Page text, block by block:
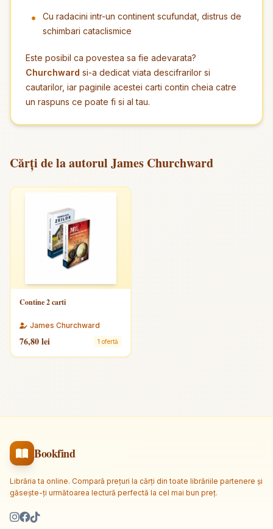
Cu radacini intr-un continent scufundat, distrus de
schimbari cataclismice
Este posibil ca povestea sa fie adevarata?
Churchward si-a dedicat viata descifrarilor si
cautarilor, iar paginile acestei carti contin cheia catre
un raspuns ce poate fi si al tau.
Cărți de la autorul James Churchward
Contine 2 carti
James Churchward
76,80 lei 1 ofertă
Bookfind
Librăria ta online. Compară prețuri la cărți din toate librăriile partenere și
găsește-ți următoarea lectură perfectă la cel mai bun preț.